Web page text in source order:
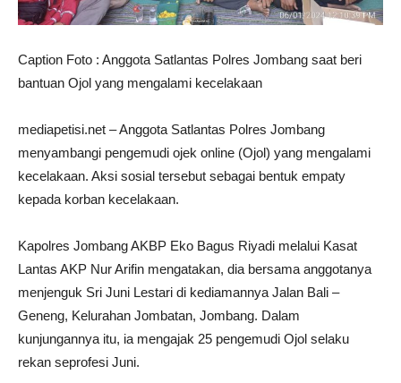
Caption Foto : Anggota Satlantas Polres Jombang saat beri
bantuan Ojol yang mengalami kecelakaan
mediapetisi.net – Anggota Satlantas Polres Jombang
menyambangi pengemudi ojek online (Ojol) yang mengalami
kecelakaan. Aksi sosial tersebut sebagai bentuk empaty
kepada korban kecelakaan.
Kapolres Jombang AKBP Eko Bagus Riyadi melalui Kasat
Lantas AKP Nur Arifin mengatakan, dia bersama anggotanya
menjenguk Sri Juni Lestari di kediamannya Jalan Bali –
Geneng, Kelurahan Jombatan, Jombang. Dalam
kunjungannya itu, ia mengajak 25 pengemudi Ojol selaku
rekan seprofesi Juni.